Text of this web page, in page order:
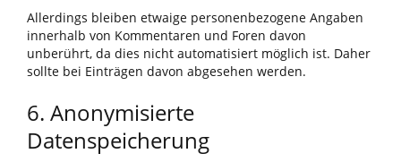
Allerdings bleiben etwaige personenbezogene Angaben
innerhalb von Kommentaren und Foren davon
unberührt, da dies nicht automatisiert möglich ist. Daher
sollte bei Einträgen davon abgesehen werden.
6. Anonymisierte
Datenspeicherung